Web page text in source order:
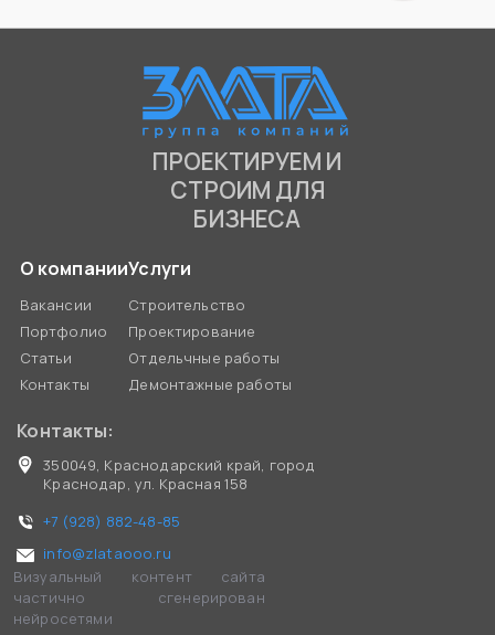
ПРОЕКТИРУЕМ И
СТРОИМ ДЛЯ
БИЗНЕСА
О компании
Вакансии
Портфолио
Статьи
Контакты
Услуги
Строительство
Проектирование
Отдельчные работы
Демонтажные работы
Контакты:
350049, Краснодарский край, город
Краснодар, ул. Красная 158
+7 (928) 882-48-85
info@zlataooo.ru
Визуальный контент сайта
частично сгенерирован
нейросетями